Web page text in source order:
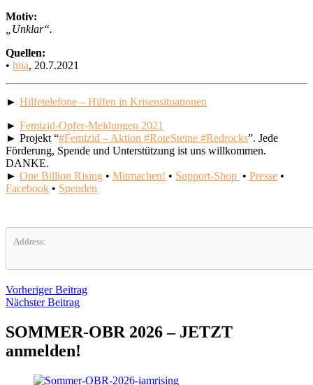
Motiv:
„Unklar“.
Quellen:
• hna, 20.7.2021
► Hilfetelefone – Hilfen in Krisensituationen
► Femizid-Opfer-Meldungen 2021
► Projekt “#Femizid – Aktion #RoteSteine #Redrocks”. Jede
Förderung, Spende und Unterstützung ist uns willkommen.
DANKE.
► One Billion Rising • Mitmachen! • Support-Shop • Presse •
Facebook • Spenden
Address:
Beitragsnavigation
Vorheriger BeitragVorheriger
Nächster BeitragNächster
SOMMER-OBR 2026 – JETZT
anmelden!